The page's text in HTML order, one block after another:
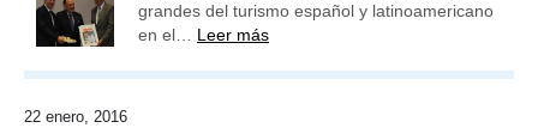
grandes del turismo español y latinoamericano
en el… Leer más
22 enero, 2016